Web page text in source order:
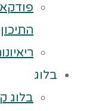
התיכון
בלוג
בלוג